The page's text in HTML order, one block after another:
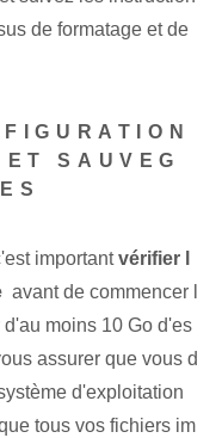
de formatage et de
SAUVEG
importantvérifier l
‌ avant de commencer l
moins 10 Go d'es
assurer que vous d
d'exploitation
tous vos fichiers im